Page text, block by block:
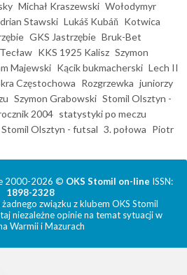
Michał Kraszewski Wołodymyr
Stawski Lukáš Kubáň Kotwica
GKS Jastrzębie Bruk-Bet
KKS 1925 Kalisz Szymon
Majewski Kącik bukmacherski Lech II
Częstochowa Rozgrzewka juniorzy
Szymon Grabowski Stomil Olsztyn -
2004 statystyki po meczu
Stomil Olsztyn - futsal 3. połowa Piotr
2000-2026 © OKS Stomil on-line ISSN:
1898-2328
związku z klubem OKS Stomil
niezależne opinie na temat sytuacji w
Warmii i Mazurach